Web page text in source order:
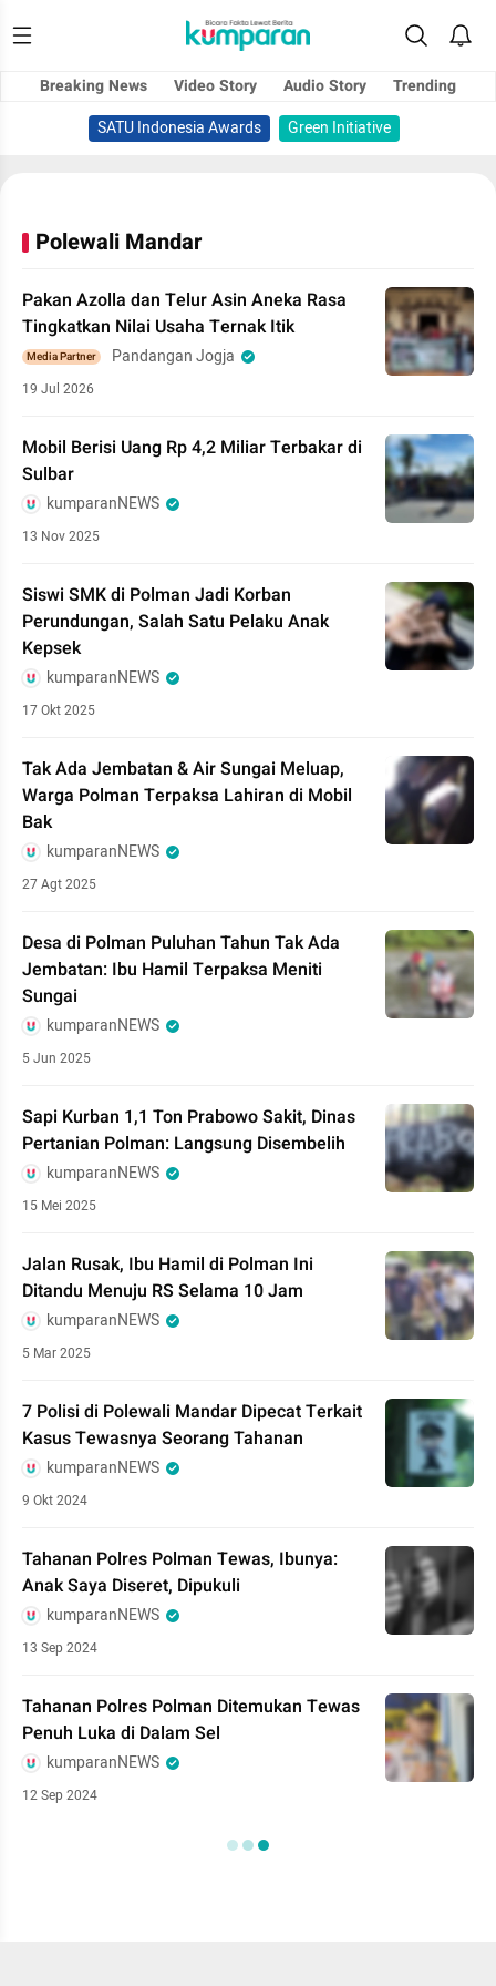
Breaking News Video Story Audio Story
Trending
SATU Indonesia Awards
Green Initiative
Polewali Mandar
Pakan Azolla dan Telur Asin Aneka Rasa
Tingkatkan Nilai Usaha Ternak Itik
Media Partner Pandangan Jogja
19 Jul 2026
Mobil Berisi Uang Rp 4,2 Miliar Terbakar di
Sulbar
kumparanNEWS
13 Nov 2025
Siswi SMK di Polman Jadi Korban
Perundungan, Salah Satu Pelaku Anak
Kepsek
kumparanNEWS
17 Okt 2025
Tak Ada Jembatan & Air Sungai Meluap,
Warga Polman Terpaksa Lahiran di Mobil
Bak
kumparanNEWS
27 Agt 2025
Desa di Polman Puluhan Tahun Tak Ada
Jembatan: Ibu Hamil Terpaksa Meniti
Sungai
kumparanNEWS
5 Jun 2025
Sapi Kurban 1,1 Ton Prabowo Sakit, Dinas
Pertanian Polman: Langsung Disembelih
kumparanNEWS
15 Mei 2025
Jalan Rusak, Ibu Hamil di Polman Ini
Ditandu Menuju RS Selama 10 Jam
kumparanNEWS
5 Mar 2025
7 Polisi di Polewali Mandar Dipecat Terkait
Kasus Tewasnya Seorang Tahanan
kumparanNEWS
9 Okt 2024
Tahanan Polres Polman Tewas, Ibunya:
Anak Saya Diseret, Dipukuli
kumparanNEWS
13 Sep 2024
Tahanan Polres Polman Ditemukan Tewas
Penuh Luka di Dalam Sel
kumparanNEWS
12 Sep 2024